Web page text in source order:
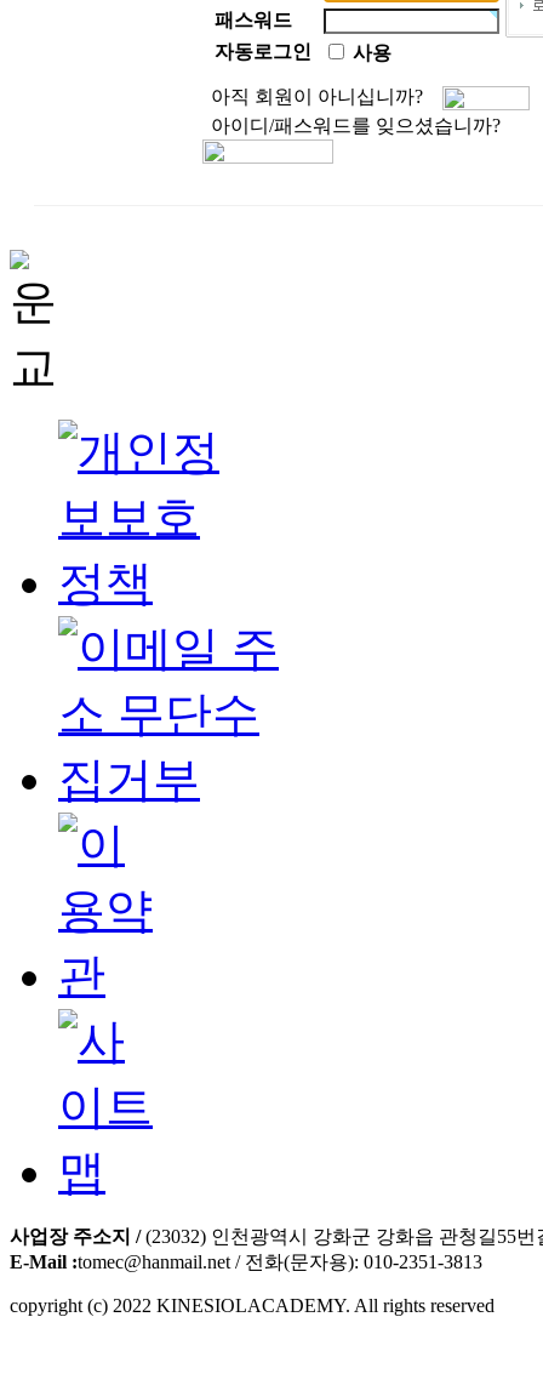
패스워드
자동로그인
사용
아직 회원이 아니십니까?
아이디/패스워드를 잊으셨습니까?
사업장 주소지 /(23032) 인천광역시 강화군 강화읍 관청길55번
E-Mail :tomec@hanmail.net / 전화(문자용): 010-2351-3813
copyright (c) 2022 KINESIOLACADEMY. All rights reserved